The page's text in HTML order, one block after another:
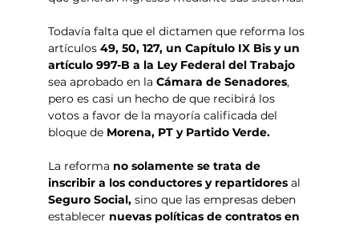
Todavía falta que el dictamen que reforma los
artículos 49, 50, 127, un Capítulo IX Bis y un
artículo 997-B a la Ley Federal del Trabajo
sea aprobado en la Cámara de Senadores,
pero es casi un hecho de que recibirá los
votos a favor de la mayoría calificada del
bloque de Morena, PT y Partido Verde.
La reforma no solamente se trata de
inscribir a los conductores y repartidores al
Seguro Social, sino que las empresas deben
establecer nuevas políticas de contratos en